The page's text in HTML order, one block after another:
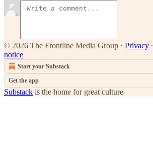
© 2026 The Frontline Media Group · Privacy ∙
notice
Start your Substack
Get the app
Substack is the home for great culture